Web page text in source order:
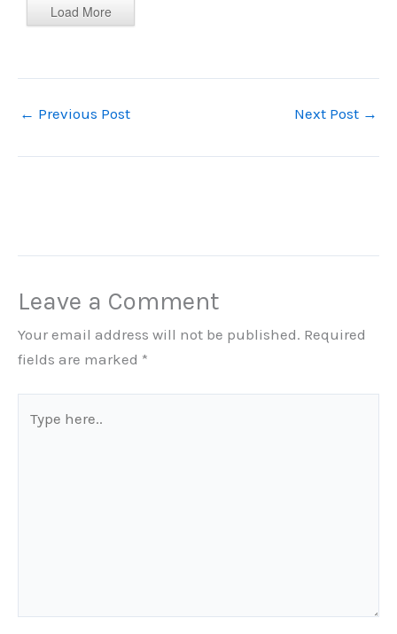
Load More
← Previous Post Next Post →
Leave a Comment
Your email address will not be published. Required
fields are marked *
here..